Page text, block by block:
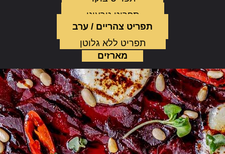
תפריט טבעוני
תפריט צהריים / ערב
תפריט ללא גלוטן
מארזים